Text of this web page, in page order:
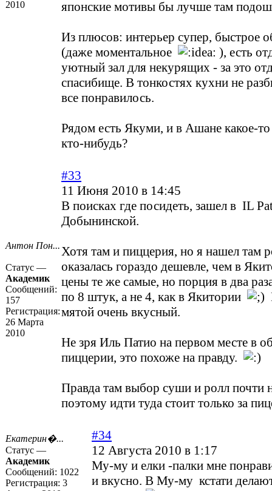
2010
японские мотивы бы лучше там
Из плюсов: интерьер супер, быстрое
(даже моментальное
), есть
уютный зал для некурящих - за это
спасибище. В тонкостях кухни не
все понравилось.
Рядом есть Якуми, и в Ашане какое-
кто-нибудь?
Антон Пон...
Статус —
Академик
Сообщений:
157
Регистрация:
26 Марта
2010
#33
11 Июня 2010 в 14:45
В поисках где посидеть, зашел в IL
Добынинской.
Хотя там и пиццерия, но я нашел там
оказалась гораздо дешевле, чем в
цены те же самые, но порция в два
по 8 штук, а не 4, как в Якитории
мятой очень вкусный.
Не зря Иль Патио на первом месте в
пиццерии, это похоже на правду.
Правда там выбор суши и ролл почти
поэтому идти туда стоит только за
Екатерин�...
Статус —
Академик
Сообщений: 1022
Регистрация: 3
#34
12 Августа 2010 в 1:17
Му-му и елки -палки мне
и вкусно. В Му-му кстати